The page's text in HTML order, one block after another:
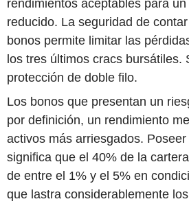
rendimientos aceptables para
reducido. La seguridad de
bonos permite limitar las
los tres últimos cracs bursátiles.
protección de doble filo.
Los bonos que presentan un
por definición, un rendimiento
activos más arriesgados.
significa que el 40% de la
de entre el 1% y el 5% en
que lastra considerablemente